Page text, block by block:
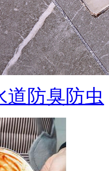
道防臭防虫